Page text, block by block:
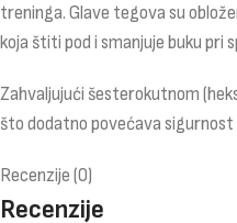
treninga. Glave tegova su
koja štiti pod i smanjuje buku pri
Zahvaljujući šesterokutnom
što dodatno povećava
Recenzije (0)
Recenzije